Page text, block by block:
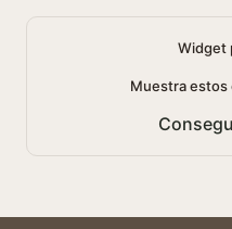
Widget
Muestra